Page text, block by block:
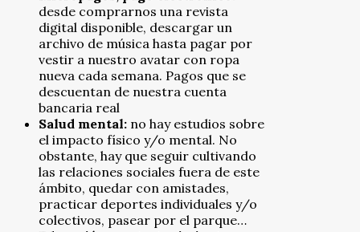
desde comprarnos una revista
digital disponible, descargar un
archivo de música hasta pagar por
vestir a nuestro avatar con ropa
nueva cada semana. Pagos que se
descuentan de nuestra cuenta
bancaria real
Salud mental: no hay estudios sobre
el impacto físico y/o mental. No
obstante, hay que seguir cultivando
las relaciones sociales fuera de este
ámbito, quedar con amistades,
practicar deportes individuales y/o
colectivos, pasear por el parque…